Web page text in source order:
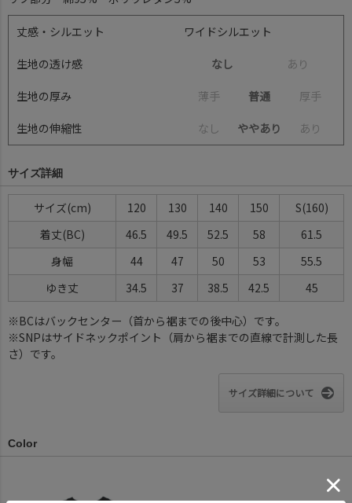
丈感・シルエット ワイドシルエット
生地の透け感 なし あ り
生地の厚み 薄手 普通 厚手
生地の伸縮性 な し ややあり あ り
サイズ詳細
サイズ(cm) 120 130 140 150
S(160)
着丈(BC)
46.5 49.5 52.5 58
61.5
身幅
44 47 50 53
55.5
ゆき丈
34.5 37 38.5 42.5 45
※BCはバックセンター（首から裾までの後中心）です。
※SNPはサイドネックポイント（肩から裾までの直線で計測した長
さ）です。
サイズ詳細について
Color